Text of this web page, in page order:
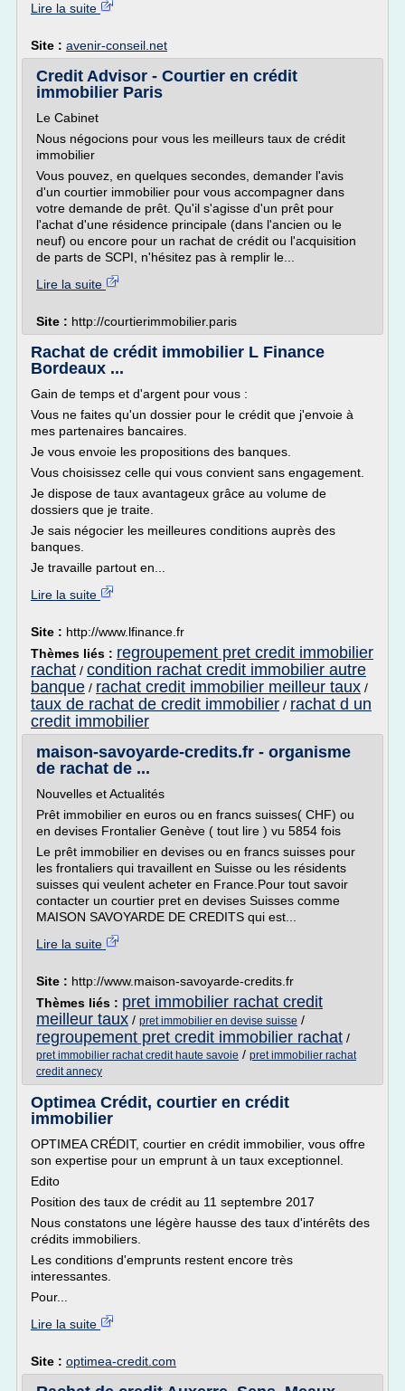
Lire la suite
Site : avenir-conseil.net
Credit Advisor - Courtier en crédit
immobilier Paris
Le Cabinet
Nous négocions pour vous les meilleurs taux de crédit
immobilier
Vous pouvez, en quelques secondes, demander l'avis
d'un courtier immobilier pour vous accompagner dans
votre demande de prêt. Qu'il s'agisse d'un prêt pour
l'achat d'une résidence principale (dans l'ancien ou le
neuf) ou encore pour un rachat de crédit ou l'acquisition
de parts de SCPI, n'hésitez pas à remplir le...
Lire la suite
Site : http://courtierimmobilier.paris
Rachat de crédit immobilier L Finance
Bordeaux ...
Gain de temps et d'argent pour vous :
Vous ne faites qu'un dossier pour le crédit que j'envoie à
mes partenaires bancaires.
Je vous envoie les propositions des banques.
Vous choisissez celle qui vous convient sans engagement.
Je dispose de taux avantageux grâce au volume de
dossiers que je traite.
Je sais négocier les meilleures conditions auprès des
banques.
Je travaille partout en...
Lire la suite
Site : http://www.lfinance.fr
Thèmes liés : regroupement pret credit immobilier
rachat / condition rachat credit immobilier autre
banque / rachat credit immobilier meilleur taux /
taux de rachat de credit immobilier / rachat d un
credit immobilier
maison-savoyarde-credits.fr - organisme
de rachat de ...
Nouvelles et Actualités
Prêt immobilier en euros ou en francs suisses( CHF) ou
en devises Frontalier Genève ( tout lire ) vu 5854 fois
Le prêt immobilier en devises ou en francs suisses pour
les frontaliers qui travaillent en Suisse ou les résidents
suisses qui veulent acheter en France.Pour tout savoir
contacter un courtier pret en devises Suisses comme
MAISON SAVOYARDE DE CREDITS qui est...
Lire la suite
Site : http://www.maison-savoyarde-credits.fr
Thèmes liés : pret immobilier rachat credit
meilleur taux / pret immobilier en devise suisse /
regroupement pret credit immobilier rachat /
pret immobilier rachat credit haute savoie / pret immobilier rachat
credit annecy
Optimea Crédit, courtier en crédit
immobilier
OPTIMEA CRÉDIT, courtier en crédit immobilier, vous offre
son expertise pour un emprunt à un taux exceptionnel.
Edito
Position des taux de crédit au 11 septembre 2017
Nous constatons une légère hausse des taux d'intérêts des
crédits immobiliers.
Les conditions d'emprunts restent encore très
interessantes.
Pour...
Lire la suite
Site : optimea-credit.com